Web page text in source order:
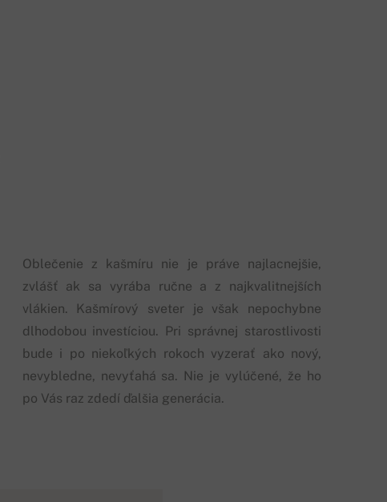
Oblečenie z kašmíru nie je práve najlacnejšie,
zvlášť ak sa vyrába ručne a z najkvalitnejších
vlákien. Kašmírový sveter je však nepochybne
dlhodobou investíciou. Pri správnej starostlivosti
bude i po niekoľkých rokoch vyzerať ako nový,
nevybledne, nevyťahá sa. Nie je vylúčené, že ho
po Vás raz zdedí ďalšia generácia.